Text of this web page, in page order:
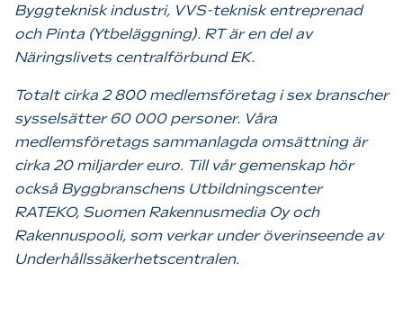
Byggteknisk industri, VVS-teknisk entreprenad
och Pinta (Ytbeläggning). RT är en del av
Näringslivets centralförbund EK.
Totalt cirka 2 800 medlemsföretag i sex branscher
sysselsätter 60 000 personer. Våra
medlemsföretags sammanlagda omsättning är
cirka 20 miljarder euro. Till vår gemenskap hör
också Byggbranschens Utbildningscenter
RATEKO, Suomen Rakennusmedia Oy och
Rakennuspooli, som verkar under överinseende av
Underhållssäkerhetscentralen.